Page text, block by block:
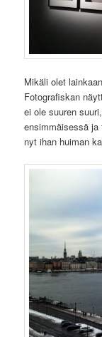
Mikäli olet
Fotografiskan
ei ole suuren
ensimmäisessä
nyt ihan huiman